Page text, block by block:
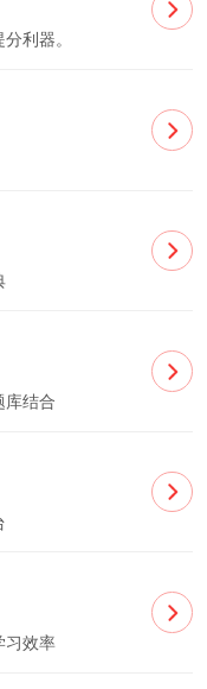
利器。
库结合
习效率